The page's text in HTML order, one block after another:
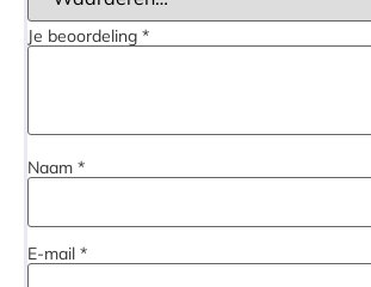
Je beoordeling *
Naam *
E-mail *